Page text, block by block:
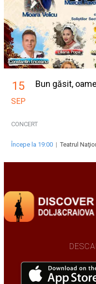
15
SEP
Bun găsit,
CONCERT
Începe la 19:00 |Teatrul